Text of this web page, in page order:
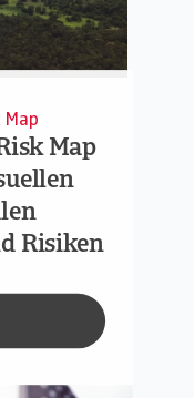
Map
Map
Risiken